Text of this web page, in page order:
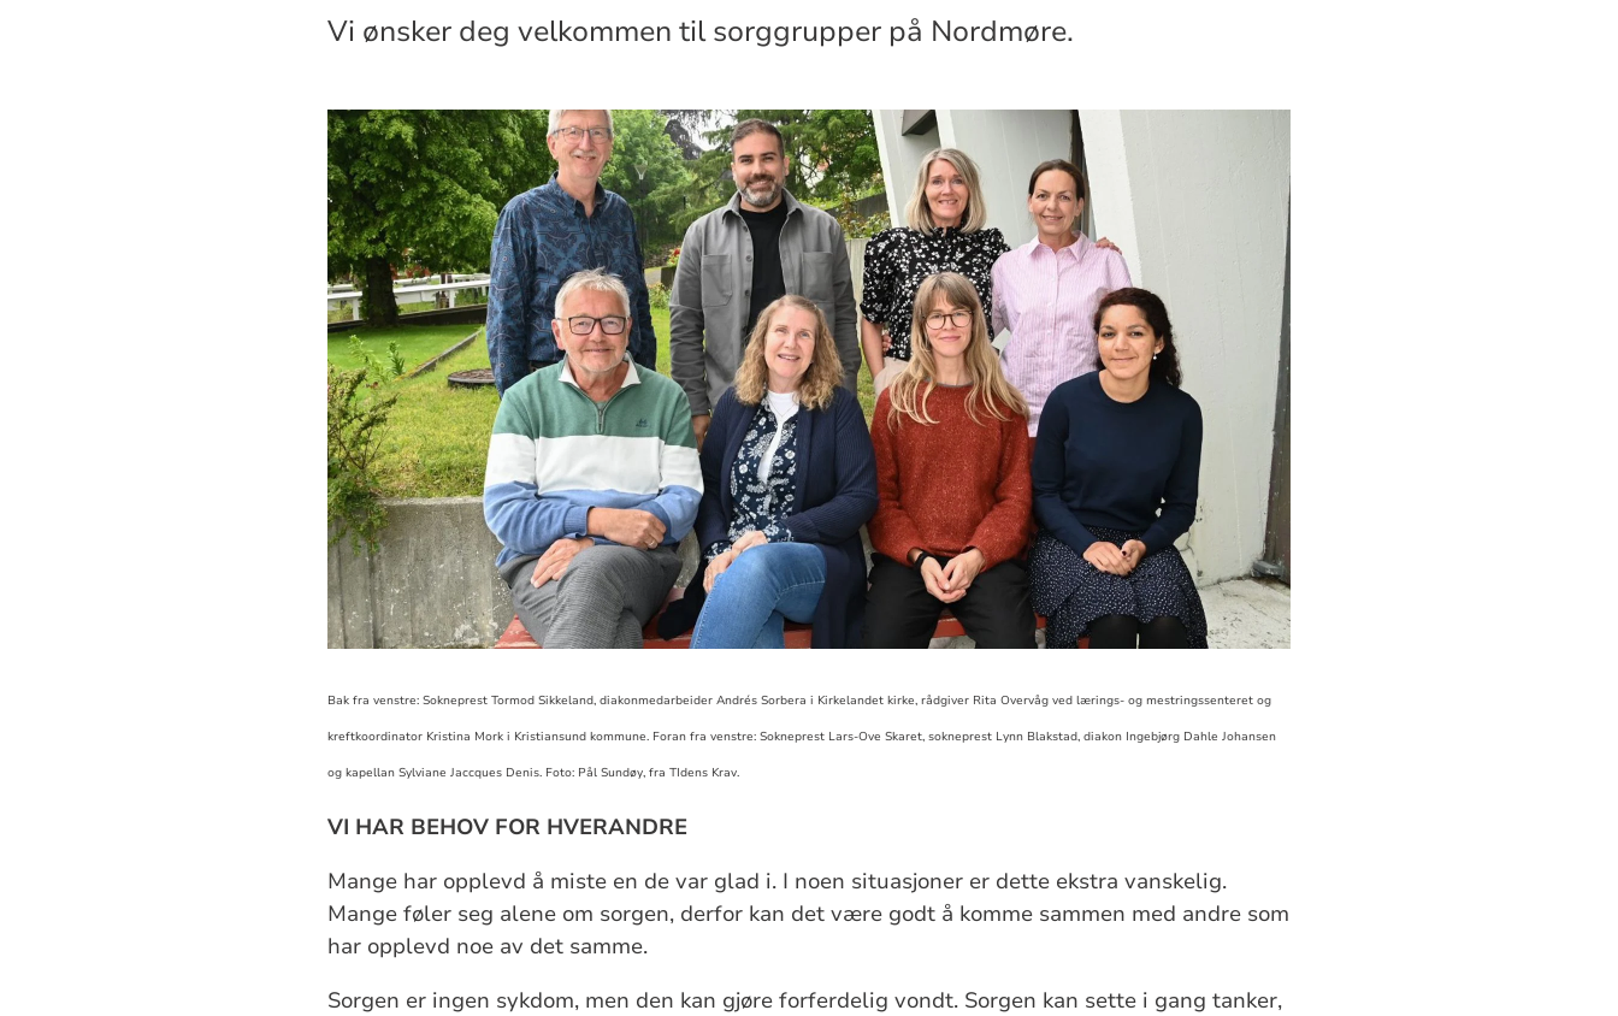
Vi ønsker deg velkommen til sorggrupper på Nordmøre.
Bak fra venstre: Sokneprest Tormod Sikkeland, diakonmedarbeider Andrés Sorbera i Kirkelandet kirke, rådgiver Rita Overvåg ved lærings- og mestringssenteret og
kreftkoordinator Kristina Mork i Kristiansund kommune. Foran fra venstre: Sokneprest Lars-Ove Skaret, sokneprest Lynn Blakstad, diakon Ingebjørg Dahle Johansen
og kapellan Sylviane Jaccques Denis. Foto: Pål Sundøy, fra TIdens Krav.
VI HAR BEHOV FOR HVERANDRE
Mange har opplevd å miste en de var glad i. I noen situasjoner er dette ekstra vanskelig.
Mange føler seg alene om sorgen, derfor kan det være godt å komme sammen med andre som
har opplevd noe av det samme.
Sorgen er ingen sykdom, men den kan gjøre forferdelig vondt. Sorgen kan sette i gang tanker,